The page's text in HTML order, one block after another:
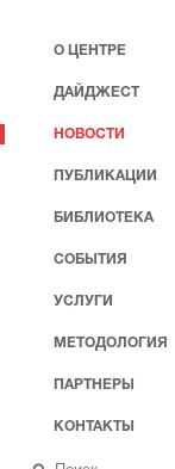
О ЦЕНТРЕ
ДАЙДЖЕСТ
НОВОСТИ
ПУБЛИКАЦИИ
БИБЛИОТЕКА
СОБЫТИЯ
УСЛУГИ
МЕТОДОЛОГИЯ
ПАРТНЕРЫ
КОНТАКТЫ